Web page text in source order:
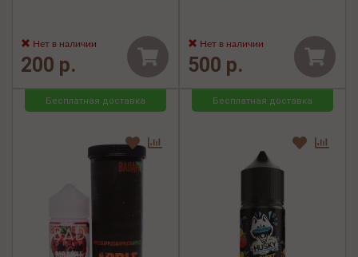
Нет в наличии
200 р.
Нет в наличии
500 р.
Бесплатная доставка Бесплатная доставка